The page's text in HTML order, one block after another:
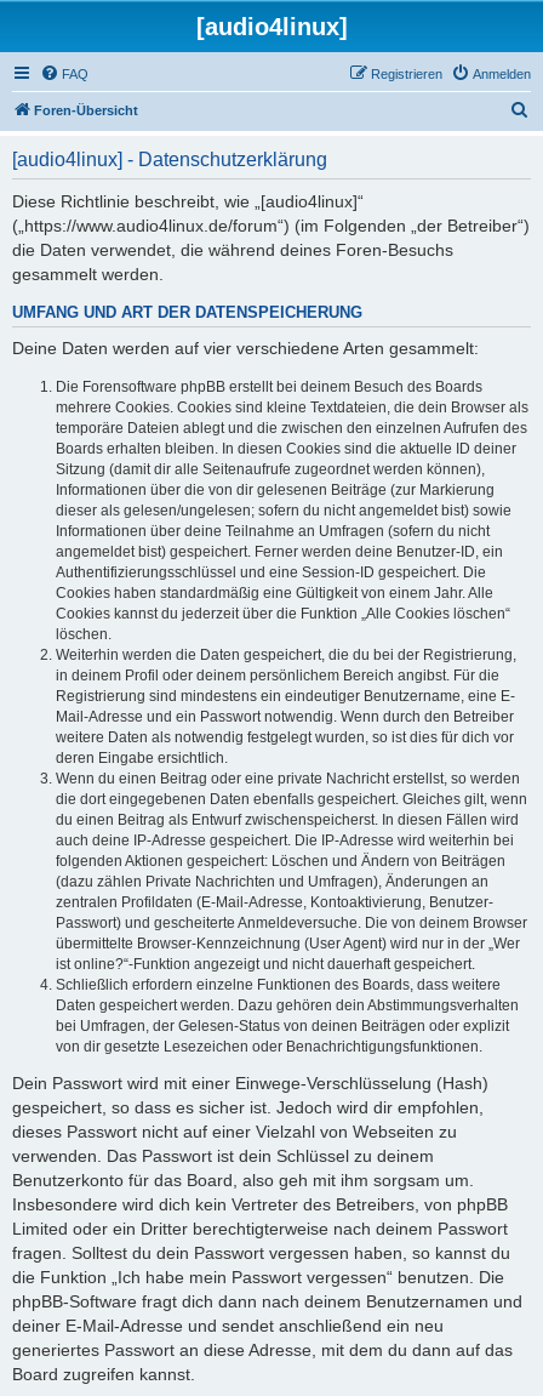
[audio4linux]
FAQ Anmelden
Registrieren
Foren-Übersicht
[audio4linux] - Datenschutzerklärung
Diese Richtlinie beschreibt, wie „[audio4linux]“
(„https://www.audio4linux.de/forum“) (im Folgenden „der Betreiber“)
die Daten verwendet, die während deines Foren-Besuchs
gesammelt werden.
UMFANG UND ART DER DATENSPEICHERUNG
Deine Daten werden auf vier verschiedene Arten gesammelt:
Die Forensoftware phpBB erstellt bei deinem Besuch des Boards
mehrere Cookies. Cookies sind kleine Textdateien, die dein Browser als
temporäre Dateien ablegt und die zwischen den einzelnen Aufrufen des
Boards erhalten bleiben. In diesen Cookies sind die aktuelle ID deiner
Sitzung (damit dir alle Seitenaufrufe zugeordnet werden können),
Informationen über die von dir gelesenen Beiträge (zur Markierung
dieser als gelesen/ungelesen; sofern du nicht angemeldet bist) sowie
Informationen über deine Teilnahme an Umfragen (sofern du nicht
angemeldet bist) gespeichert. Ferner werden deine Benutzer-ID, ein
Authentifizierungsschlüssel und eine Session-ID gespeichert. Die
Cookies haben standardmäßig eine Gültigkeit von einem Jahr. Alle
Cookies kannst du jederzeit über die Funktion „Alle Cookies löschen“
löschen.
Weiterhin werden die Daten gespeichert, die du bei der Registrierung,
in deinem Profil oder deinem persönlichem Bereich angibst. Für die
Registrierung sind mindestens ein eindeutiger Benutzername, eine E-
Mail-Adresse und ein Passwort notwendig. Wenn durch den Betreiber
weitere Daten als notwendig festgelegt wurden, so ist dies für dich vor
deren Eingabe ersichtlich.
Wenn du einen Beitrag oder eine private Nachricht erstellst, so werden
die dort eingegebenen Daten ebenfalls gespeichert. Gleiches gilt, wenn
du einen Beitrag als Entwurf zwischenspeicherst. In diesen Fällen wird
auch deine IP-Adresse gespeichert. Die IP-Adresse wird weiterhin bei
folgenden Aktionen gespeichert: Löschen und Ändern von Beiträgen
(dazu zählen Private Nachrichten und Umfragen), Änderungen an
zentralen Profildaten (E-Mail-Adresse, Kontoaktivierung, Benutzer-
Passwort) und gescheiterte Anmeldeversuche. Die von deinem Browser
übermittelte Browser-Kennzeichnung (User Agent) wird nur in der „Wer
ist online?“-Funktion angezeigt und nicht dauerhaft gespeichert.
Schließlich erfordern einzelne Funktionen des Boards, dass weitere
Daten gespeichert werden. Dazu gehören dein Abstimmungsverhalten
bei Umfragen, der Gelesen-Status von deinen Beiträgen oder explizit
von dir gesetzte Lesezeichen oder Benachrichtigungsfunktionen.
Dein Passwort wird mit einer Einwege-Verschlüsselung (Hash)
gespeichert, so dass es sicher ist. Jedoch wird dir empfohlen,
dieses Passwort nicht auf einer Vielzahl von Webseiten zu
verwenden. Das Passwort ist dein Schlüssel zu deinem
Benutzerkonto für das Board, also geh mit ihm sorgsam um.
Insbesondere wird dich kein Vertreter des Betreibers, von phpBB
Limited oder ein Dritter berechtigterweise nach deinem Passwort
fragen. Solltest du dein Passwort vergessen haben, so kannst du
die Funktion „Ich habe mein Passwort vergessen“ benutzen. Die
phpBB-Software fragt dich dann nach deinem Benutzernamen und
deiner E-Mail-Adresse und sendet anschließend ein neu
generiertes Passwort an diese Adresse, mit dem du dann auf das
Board zugreifen kannst.